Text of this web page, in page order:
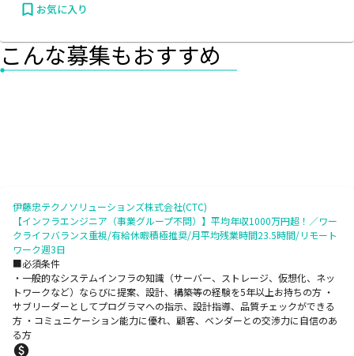
お気に入り
こんな募集もおすすめ
伊藤忠テクノソリューションズ株式会社(CTC)
【インフラエンジニア（事業グループ不問）】平均年収1000万円超！／ワー
クライフバランス重視/有給休暇積極推奨/月平均残業時間23.5時間/リモート
ワーク週3日
■必須条件
・一般的なシステムインフラの知識（サーバー、ストレージ、仮想化、ネッ
トワークなど）ならびに提案、設計、構築等の経験を5年以上お持ちの方 ・
サブリーダーとしてプログラマへの指示、設計指導、品質チェックができる
方 ・コミュニケーション能力に優れ、顧客、ベンダーとの交渉力に自信のあ
る方